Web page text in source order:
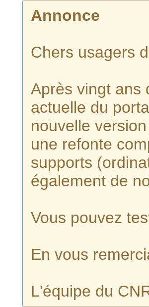
Annonce
Chers usagers
Après vingt ans
actuelle du
nouvelle
une refonte
supports
également de
Vous pouvez
En vous
L'équipe du